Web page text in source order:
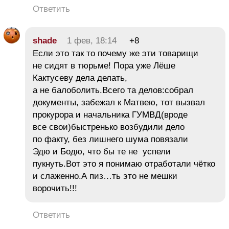
Ответить
shade 1 фев, 18:14
+8
Если это так то почему же эти товарищи
не сидят в тюрьме! Пора уже Лёше
Кактусеву дела делать,
а не балоболить.Всего та делов:собрал
документы, забежал к Матвею, тот вызвал
прокурора и начальника ГУМВД(вроде
все свои)быстренько возбудили дело
по факту, без лишнего шума повязали
Эдю и Бодю, что бы те не успели
пукнуть.Вот это я понимаю отработали чётко
и слаженно.А пиз…ть это не мешки
ворочить!!!
Ответить